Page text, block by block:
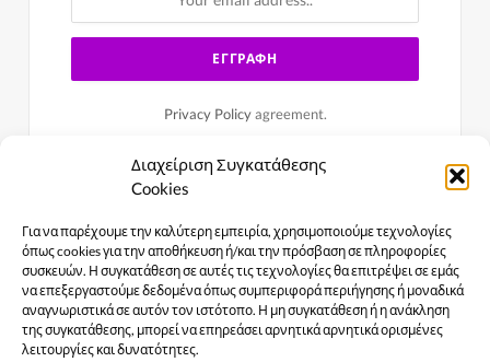
Διαχείριση Συγκατάθεσης
Cookies
Για να παρέχουμε την καλύτερη εμπειρία, χρησιμοποιούμε τεχνολογίες
όπως cookies για την αποθήκευση ή/και την πρόσβαση σε πληροφορίες
συσκευών. Η συγκατάθεση σε αυτές τις τεχνολογίες θα επιτρέψει σε εμάς
να επεξεργαστούμε δεδομένα όπως συμπεριφορά περιήγησης ή μοναδικά
αναγνωριστικά σε αυτόν τον ιστότοπο. Η μη συγκατάθεση ή η ανάκληση
της συγκατάθεσης, μπορεί να επηρεάσει αρνητικά αρνητικά ορισμένες
λειτουργίες και δυνατότητες.
Privacy Policyagreement.